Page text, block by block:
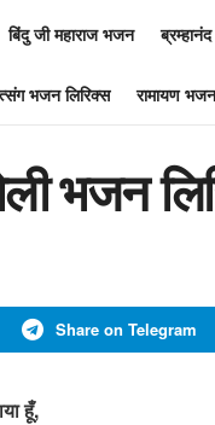
बिंदु जी महाराज भजन
भजन लिरिक्स रामायण भजन
भजन
Share on Telegram
हूँ,